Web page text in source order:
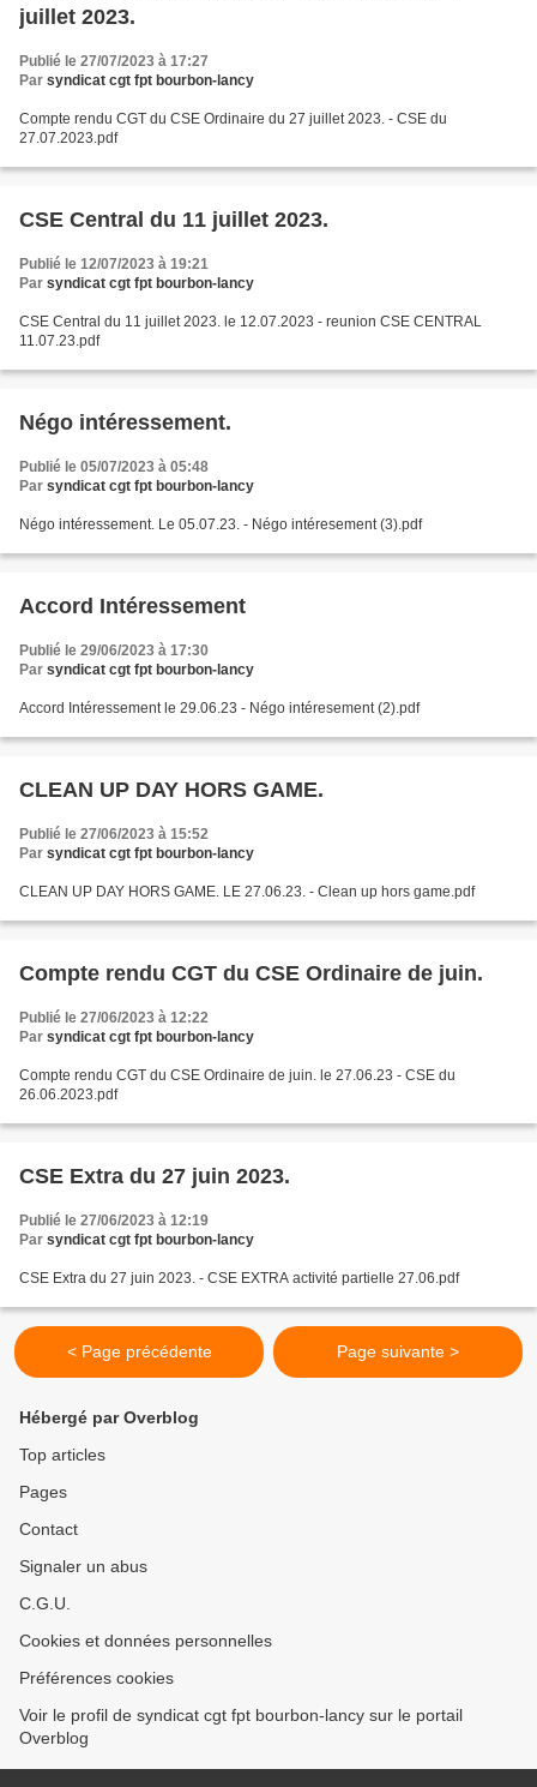
juillet 2023.
Publié le 27/07/2023 à 17:27
Par syndicat cgt fpt bourbon-lancy
Compte rendu CGT du CSE Ordinaire du 27 juillet 2023. - CSE du
27.07.2023.pdf
CSE Central du 11 juillet 2023.
Publié le 12/07/2023 à 19:21
Par syndicat cgt fpt bourbon-lancy
CSE Central du 11 juillet 2023. le 12.07.2023 - reunion CSE CENTRAL
11.07.23.pdf
Négo intéressement.
Publié le 05/07/2023 à 05:48
Par syndicat cgt fpt bourbon-lancy
Négo intéressement. Le 05.07.23. - Négo intéresement (3).pdf
Accord Intéressement
Publié le 29/06/2023 à 17:30
Par syndicat cgt fpt bourbon-lancy
Accord Intéressement le 29.06.23 - Négo intéresement (2).pdf
CLEAN UP DAY HORS GAME.
Publié le 27/06/2023 à 15:52
Par syndicat cgt fpt bourbon-lancy
CLEAN UP DAY HORS GAME. LE 27.06.23. - Clean up hors game.pdf
Compte rendu CGT du CSE Ordinaire de juin.
Publié le 27/06/2023 à 12:22
Par syndicat cgt fpt bourbon-lancy
Compte rendu CGT du CSE Ordinaire de juin. le 27.06.23 - CSE du
26.06.2023.pdf
CSE Extra du 27 juin 2023.
Publié le 27/06/2023 à 12:19
Par syndicat cgt fpt bourbon-lancy
CSE Extra du 27 juin 2023. - CSE EXTRA activité partielle 27.06.pdf
< Page précédente Page suivante >
Hébergé par Overblog
Top articles
Pages
Contact
Signaler un abus
C.G.U.
Cookies et données personnelles
Préférences cookies
Voir le profil de syndicat cgt fpt bourbon-lancy sur le portail
Overblog